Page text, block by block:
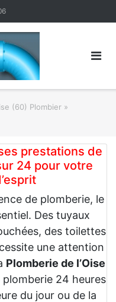
(60) Plombier »
prestations de
24 pour votre
de plomberie, le
Des tuyaux
des toilettes
une attention
Plomberie de l’Oise
24 heures
du jour ou de la